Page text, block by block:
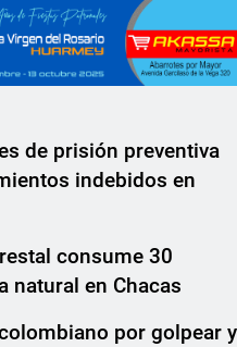
de prisión preventiva
indebidos en
consume 30
natural en Chacas
por golpear y